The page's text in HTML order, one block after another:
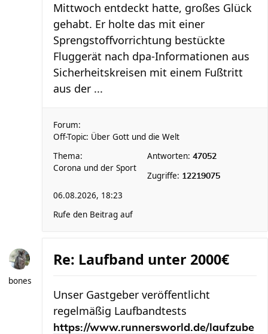
Mittwoch entdeckt hatte, großes Glück
gehabt. Er holte das mit einer
Sprengstoffvorrichtung bestückte
Fluggerät nach dpa-Informationen aus
Sicherheitskreisen mit einem Fußtritt
aus der ...
Forum:
Off-Topic: Über Gott und die Welt
Thema:
Corona und der Sport
Antworten: 47052
Zugriffe: 12219075
06.08.2026, 18:23
Rufe den Beitrag auf
bones
Re: Laufband unter 2000€
Unser Gastgeber veröffentlicht
regelmäßig Laufbandtests
https://www.runnersworld.de/laufzube